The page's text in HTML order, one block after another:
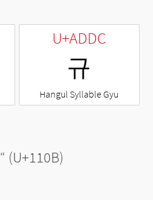
U+ADDC
규
Hangul Syllable Gyu
“ (U+110B)